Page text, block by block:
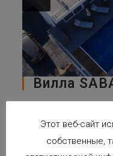
Вилла
Автор: Arquifach
Местоположение:
Этот веб-сайт
собственные,